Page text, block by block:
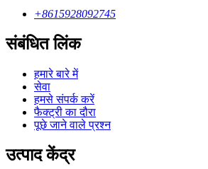
+8615928092745
संबंधित लिंक
हमारे बारे में
सेवा
हमसे संपर्क करें
फैक्ट्री का दौरा
पूछे जाने वाले प्रश्न
उत्पाद केंद्र